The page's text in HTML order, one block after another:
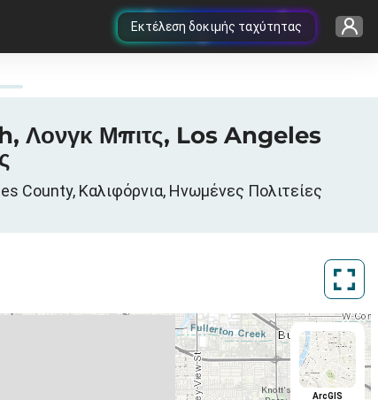
Εκτέλεση δοκιμής ταχύτητας
Λονγκ Μπιτς, Los Angeles
County, Καλιφόρνια, Ηνωμένες Πολιτείες
ArcGIS